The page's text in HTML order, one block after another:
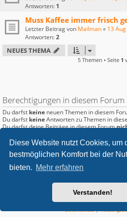
Diese Website nutzt Cookies, um
bestmöglichen Komfort bei der
bieten. Mehr erfahren
Verstanden!
Antworten: 1
Muss Kaffee immer frisch
Letzter Beitrag von Mailman« 13
Antworten:2
NEUES THEMA
5 Themen • Seite 1
Berechtigungen in diesem Forum
Du darfst keine neuen Themen in diesem
Du darfst keineAntworten zu Themen in
Du darfst deine Beiträge in diesem Forum
Du darfstkeineDateianhänge in diesem
Startseite Foren-Übersicht
metrolike style byEric SeguinUpdated
Powered byphpBB® Forum
Deutsche Übersetzung
Datenschutz|